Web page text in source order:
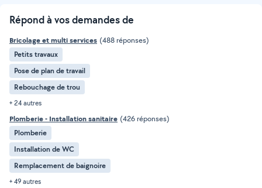
Répond à vos demandes de
Bricolage et multi services (488 réponses)
Petits travaux
Pose de plan de travail
Rebouchage de trou
+ 24 autres
Plomberie - Installation sanitaire (426 réponses)
Plomberie
Installation de WC
Remplacement de baignoire
+ 49 autres